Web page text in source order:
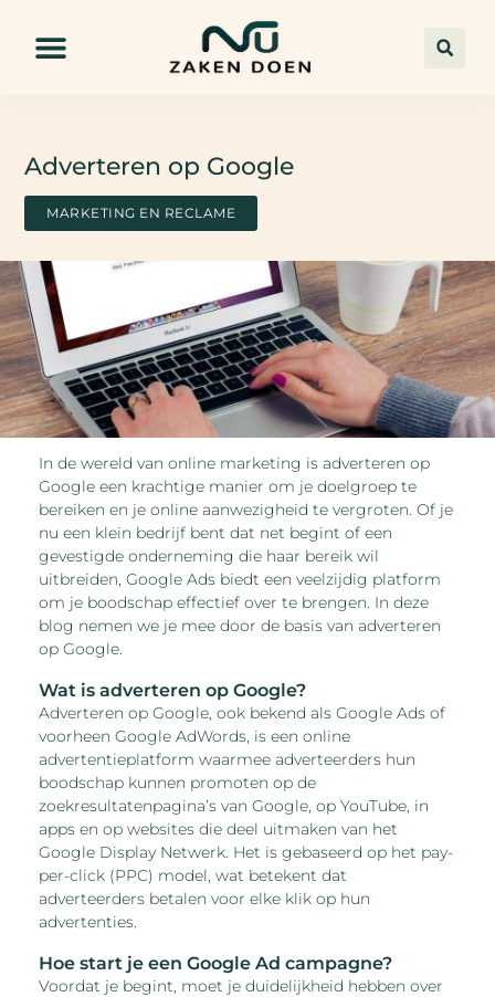
Adverteren op Google
MARKETING EN RECLAME
In de wereld van online marketing is adverteren op
Google een krachtige manier om je doelgroep te
bereiken en je online aanwezigheid te vergroten. Of je
nu een klein bedrijf bent dat net begint of een
gevestigde onderneming die haar bereik wil
uitbreiden, Google Ads biedt een veelzijdig platform
om je boodschap effectief over te brengen. In deze
blog nemen we je mee door de basis van adverteren
op Google.
Wat is adverteren op Google?
Adverteren op Google, ook bekend als Google Ads of
voorheen Google AdWords, is een online
advertentieplatform waarmee adverteerders hun
boodschap kunnen promoten op de
zoekresultatenpagina’s van Google, op YouTube, in
apps en op websites die deel uitmaken van het
Google Display Netwerk. Het is gebaseerd op het pay-
per-click (PPC) model, wat betekent dat
adverteerders betalen voor elke klik op hun
advertenties.
Hoe start je een Google Ad campagne?
Voordat je begint, moet je duidelijkheid hebben over